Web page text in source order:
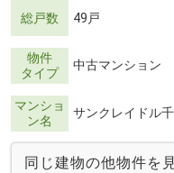
総戸数 49戸
物件
タイプ
中古マンション
マンショ
ン名
サンクレイドル
同じ建物の他物件を